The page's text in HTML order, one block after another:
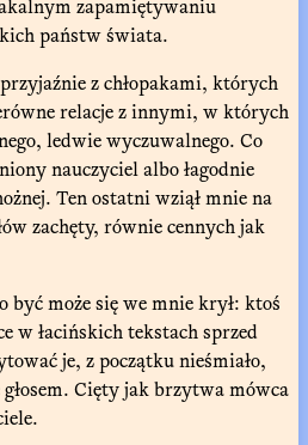
państw świata.
z chłopakami, których
relacje z innymi, w których
ledwie wyczuwalnego. Co
nauczyciel albo łagodnie
Ten ostatni wziął mnie na
zachęty, równie cennych jak
być może się we mnie krył: ktoś
w łacińskich tekstach sprzed
je, z początku nieśmiało,
Cięty jak brzytwa mówca